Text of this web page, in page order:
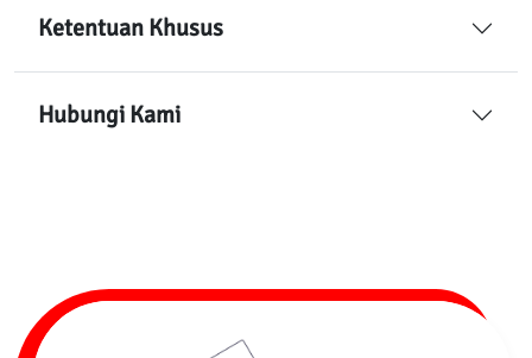
Ketentuan Khusus
Hubungi Kami